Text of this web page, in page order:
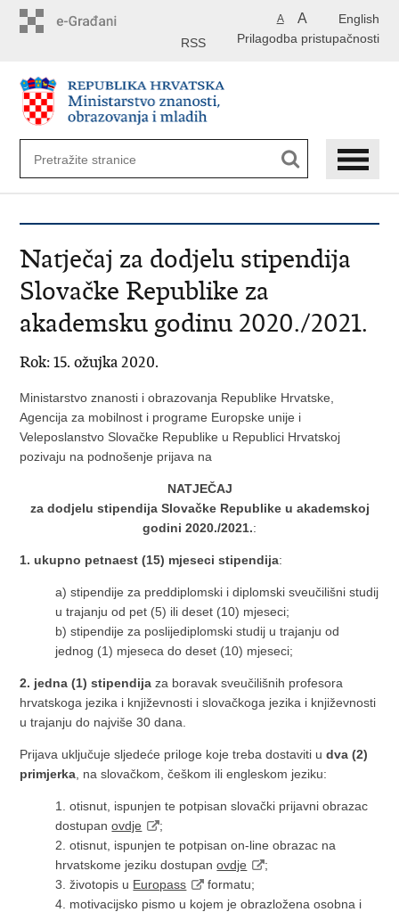
English
A A
Prilagodba pristupačnosti
RSS
Natječaj za dodjelu stipendija
Slovačke Republike za
akademsku godinu 2020./2021.
Rok: 15. ožujka 2020.
Ministarstvo znanosti i obrazovanja Republike Hrvatske,
Agencija za mobilnost i programe Europske unije i
Veleposlanstvo Slovačke Republike u Republici Hrvatskoj
pozivaju na podnošenje prijava na
NATJEČAJ
za dodjelu stipendija Slovačke Republike u akademskoj
godini 2020./2021.:
1. ukupno petnaest (15) mjeseci stipendija:
a) stipendije za preddiplomski i diplomski sveučilišni studij
u trajanju od pet (5) ili deset (10) mjeseci;
b) stipendije za poslijediplomski studij u trajanju od
jednog (1) mjeseca do deset (10) mjeseci;
2. jedna (1) stipendija za boravak sveučilišnih profesora
hrvatskoga jezika i književnosti i slovačkoga jezika i književnosti
u trajanju do najviše 30 dana.
Prijava uključuje sljedeće priloge koje treba dostaviti udva (2)
primjerka , na slovačkom, češkom ili engleskom jeziku:
1. otisnut, ispunjen te potpisan slovački prijavni obrazac
dostupanovdje
;
2. otisnut, ispunjen te potpisan on-line obrazac na
hrvatskome jeziku dostupanovdje
;
3. životopis u Europass
formatu;
4. motivacijsko pismo u kojem je obrazložena osobna i